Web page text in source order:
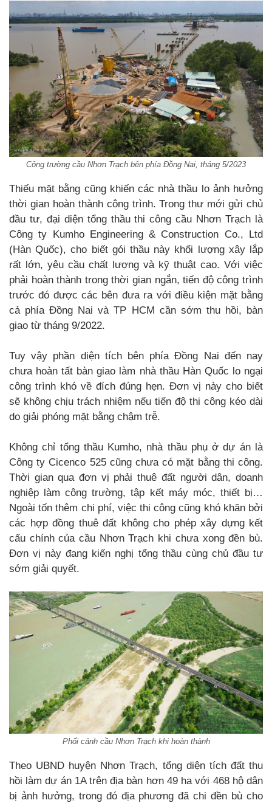
Công trường cầu Nhơn Trạch bên phía Đồng Nai, tháng 5/2023
Thiếu mặt bằng cũng khiến các nhà thầu lo ảnh hưởng
thời gian hoàn thành công trình. Trong thư mới gửi chủ
đầu tư, đại diện tổng thầu thi công cầu Nhơn Trạch là
Công ty Kumho Engineering & Construction Co., Ltd
(Hàn Quốc), cho biết gói thầu này khối lượng xây lắp
rất lớn, yêu cầu chất lượng và kỹ thuật cao. Với việc
phải hoàn thành trong thời gian ngắn, tiến độ công trình
trước đó được các bên đưa ra với điều kiện mặt bằng
cả phía Đồng Nai và TP HCM cần sớm thu hồi, bàn
giao từ tháng 9/2022.
Tuy vậy phần diện tích bên phía Đồng Nai đến nay
chưa hoàn tất bàn giao làm nhà thầu Hàn Quốc lo ngại
công trình khó về đích đúng hẹn. Đơn vị này cho biết
sẽ không chịu trách nhiệm nếu tiến độ thi công kéo dài
do giải phóng mặt bằng chậm trễ.
Không chỉ tổng thầu Kumho, nhà thầu phụ ở dự án là
Công ty Cicenco 525 cũng chưa có mặt bằng thi công.
Thời gian qua đơn vị phải thuê đất người dân, doanh
nghiệp làm công trường, tập kết máy móc, thiết bị…
Ngoài tốn thêm chi phí, việc thi công cũng khó khăn bởi
các hợp đồng thuê đất không cho phép xây dựng kết
cấu chính của cầu Nhơn Trạch khi chưa xong đền bù.
Đơn vị này đang kiến nghị tổng thầu cùng chủ đầu tư
sớm giải quyết.
Phối cảnh cầu Nhơn Trạch khi hoàn thành
Theo UBND huyện Nhơn Trạch, tổng diện tích đất thu
hồi làm dự án 1A trên địa bàn hơn 49 ha với 468 hộ dân
bị ảnh hưởng, trong đó địa phương đã chi đền bù cho